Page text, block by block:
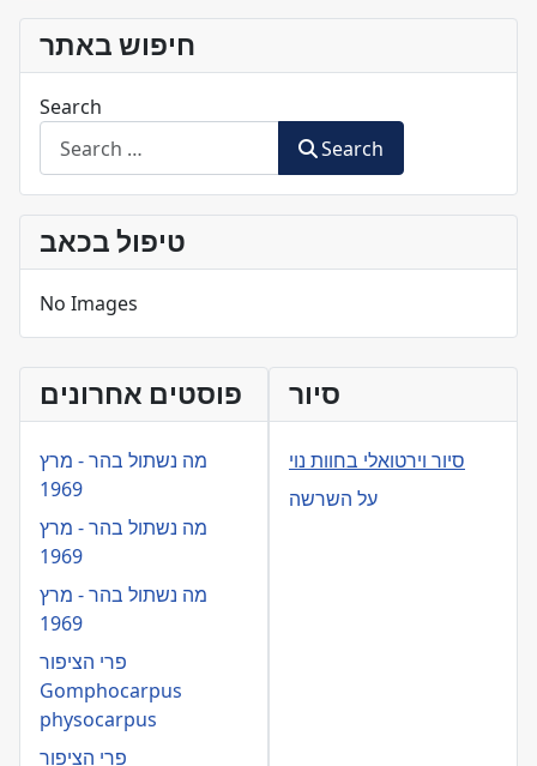
Share
חיפוש באתר
Search
Search
טיפול בכאב
No Images
פוסטים אחרונים
מה נשתול בהר - מרץ
1969
מה נשתול בהר - מרץ
1969
מה נשתול בהר - מרץ
1969
פרי הציפור
Gomphocarpus
physocarpus
פרי הציפור
סיור
סיור וירטואלי בחוות נוי
על השרשה